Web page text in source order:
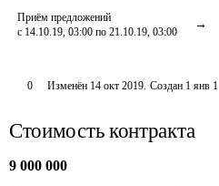
Приём предложений
с 14.10.19, 03:00 по 21.10.19, 03:00
0 Изменён 14 окт 2019. Создан 1 янв 1
Стоимость контракта
9 000 000